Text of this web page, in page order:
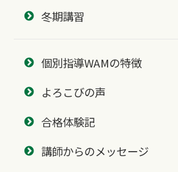
冬期講習
個別指導WAMの特徴
よろこびの声
合格体験記
講師からのメッセージ